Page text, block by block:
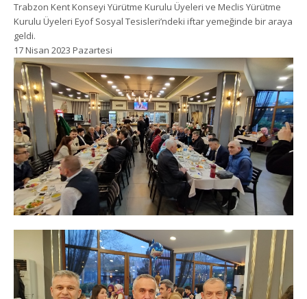
Trabzon Kent Konseyi Yürütme Kurulu Üyeleri ve Meclis Yürütme
Kurulu Üyeleri Eyof Sosyal Tesisleri’ndeki iftar yemeğinde bir araya
geldi.
17 Nisan 2023 Pazartesi